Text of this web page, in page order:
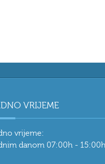
VRIJEME
vrijeme:
danom 07:00h -